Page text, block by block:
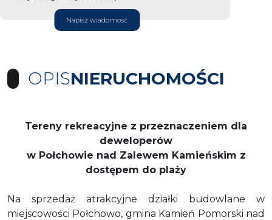
Napisz wiadomość
OPISNIERUCHOMOŚCI
Tereny rekreacyjne z przeznaczeniem dla
deweloperów
w Połchowie nad Zalewem Kamieńskim z
dostępem do plaży
Na sprzedaż atrakcyjne działki budowlane w
miejscowości Połchowo, gmina Kamień Pomorski nad